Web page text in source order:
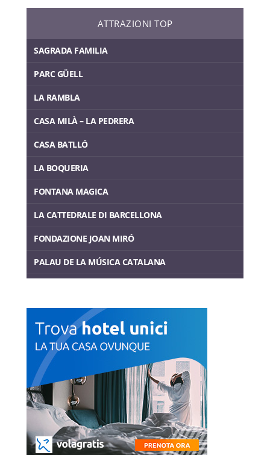
ATTRAZIONI TOP
SAGRADA FAMILIA
PARC GÜELL
LA RAMBLA
CASA MILÀ – LA PEDRERA
CASA BATLLÓ
LA BOQUERIA
FONTANA MAGICA
LA CATTEDRALE DI BARCELLONA
FONDAZIONE JOAN MIRÓ
PALAU DE LA MÚSICA CATALANA